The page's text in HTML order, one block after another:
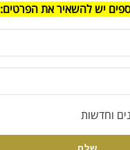
יש להשאיר את הפרטים:
וחדשות